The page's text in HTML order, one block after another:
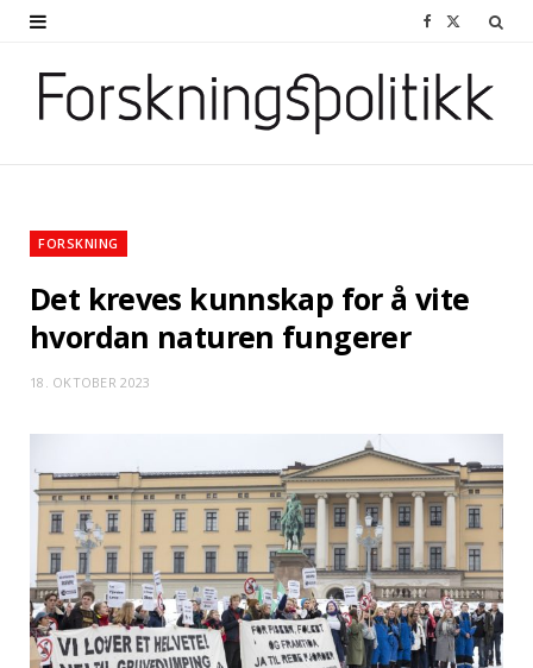
FORSKNING
Det kreves kunnskap for å vite
hvordan naturen fungerer
18. OKTOBER 2023